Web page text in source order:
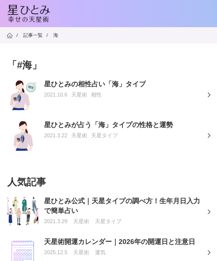
/ 記事一覧 / 海
「#海」
星ひとみの相性占い「海」タイプ
2021.10.6 天星術 相性
星ひとみが占う「海」タイプの性格と運勢
2021.3.22 天星術 天星タイプ
人気記事
星ひとみ公式｜天星タイプの調べ方！生年月日入力
で簡単占い
2021.3.29 天星術 天星タイプ
天星術開運カレンダー｜2026年の開運日と注意日
2025.12.5 天星術 運気